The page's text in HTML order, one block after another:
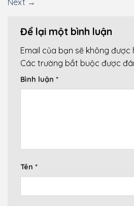
Next →
Để lại một bình luận
Email của bạn sẽ không được
Các trường bắt buộc được
Bình luận *
Tên *